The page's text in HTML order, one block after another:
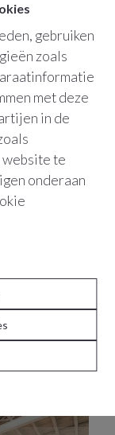
gebruiken
zoals
met deze
in de
website te
onderaan
living | Den Bell